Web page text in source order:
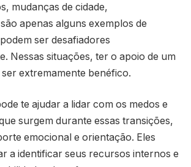
mudanças de cidade,
apenas alguns exemplos de
ser desafiadores
Nessas situações, ter o apoio de um
extremamente benéfico.
te ajudar a lidar com os medos e
surgem durante essas transições,
emocional e orientação. Eles
a identificar seus recursos internos e